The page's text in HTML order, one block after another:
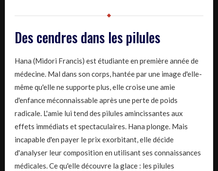
Des cendres dans les pilules
Hana (Midori Francis) est étudiante en première année de
médecine. Mal dans son corps, hantée par une image d'elle-
même qu'elle ne supporte plus, elle croise une amie
d'enfance méconnaissable après une perte de poids
radicale. L'amie lui tend des pilules amincissantes aux
effets immédiats et spectaculaires. Hana plonge. Mais
incapable d'en payer le prix exorbitant, elle décide
d'analyser leur composition en utilisant ses connaissances
médicales. Ce qu'elle découvre la glace : les pilules